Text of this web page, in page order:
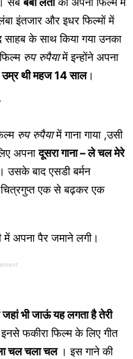
इंतजार और इधर फिल्मों में
के साथ किया गया उनका
रुप रुपैयामें इन्होंने अपना
उम्र थी महज 14 साल।
रुप रुपैयामें गाना गाया ,उसी
अपनादूसरा गाना – ले चल मेरे
बाद एसडी बर्मन
चित्रगुप्त एक से बढ़कर एक
अपना पैर जमाने लगी।
भी जाऊं यह लगता है तेरी
फकीरा फिल्म के लिए गीत
चल चला चल । इस गाने की